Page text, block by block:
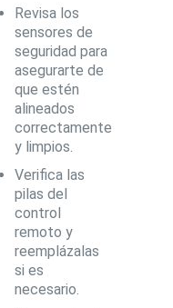
Revisa los
sensores de
seguridad para
asegurarte de
que estén
alineados
correctamente
y limpios.
Verifica las
pilas del
control
remoto y
reemplázalas
si es
necesario.